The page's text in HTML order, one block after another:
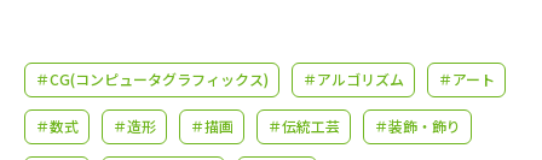
学問のミニ講義「夢ナビ講義」 学問分野解説
＃CG(コンピュータグラフィックス) ＃アルゴリズム ＃アート
＃数式 ＃造形 ＃描画 ＃伝統工芸 ＃装飾・飾り